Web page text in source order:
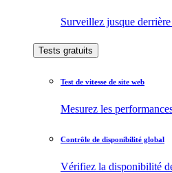
Surveillez jusque
Tests gratuits
Test de vitesse de site web
Mesurez les
Contrôle de disponibilité global
Vérifiez la disponibilité